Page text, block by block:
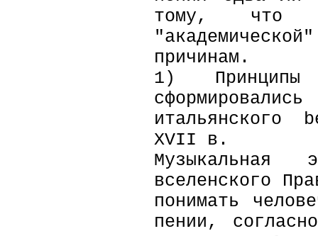
тому, что
причинам.
1) Принципы
итальянского
XVII в.
Музыкальная
вселенского
понимать
пении,